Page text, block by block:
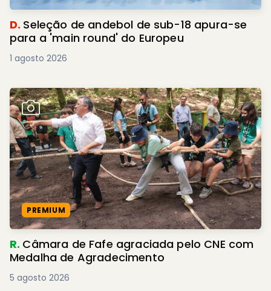
D. Seleção de andebol de sub-18 apura-se
para a 'main round' do Europeu
1 agosto 2026
PREMIUM
R. Câmara de Fafe agraciada pelo CNE com
Medalha de Agradecimento
5 agosto 2026